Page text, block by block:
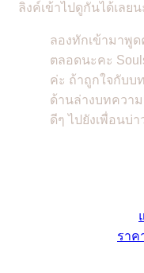
ลิงค์เข้าไปดูกันได้เลยน
ลองทักเข้ามาพูด
ตลอดนะคะ
ค่ะ ถ้าถูกใจกับ
ด้านล่างบทความ
ดีๆ ไปยังเพื่อนบ่
ราค